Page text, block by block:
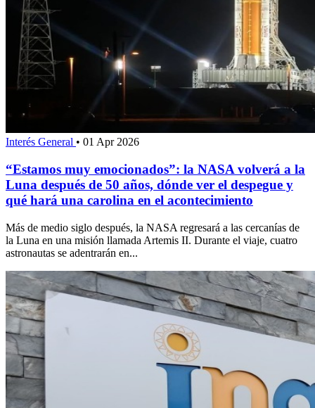
Interés General • 01 Apr 2026
“Estamos muy emocionados”: la NASA volverá a la
Luna después de 50 años, dónde ver el despegue y
qué hará una carolina en el acontecimiento
Más de medio siglo después, la NASA regresará a las cercanías de
la Luna en una misión llamada Artemis II. Durante el viaje, cuatro
astronautas se adentrarán en...